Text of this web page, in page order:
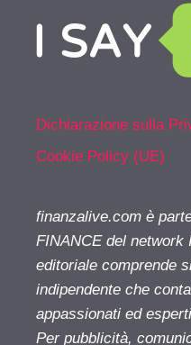
Dichiarazione sulla
Cookie Policy (UE)
finanzalive.com è
FINANCE del
editoriale comprende
indipendente che
appassionati ed
Per pubblicità,